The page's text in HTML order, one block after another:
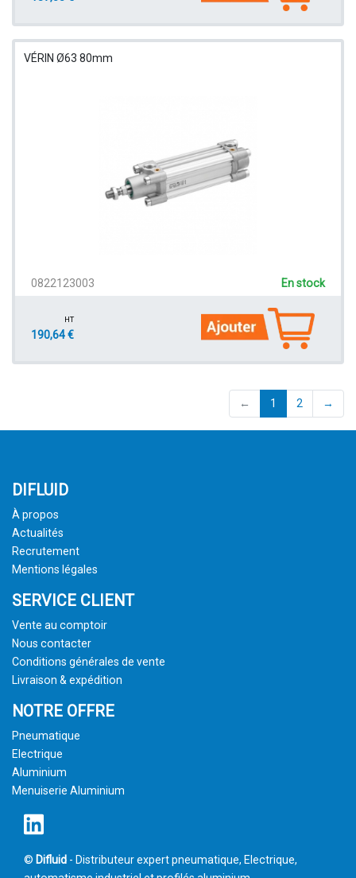
VÉRIN Ø63 80mm
0822123003 En stock
HT
190,64 €
← 1 (current)
2 →
DIFLUID
À propos
Actualités
Recrutement
Mentions légales
SERVICE CLIENT
Vente au comptoir
Nous contacter
Conditions générales de vente
Livraison & expédition
NOTRE OFFRE
Pneumatique
Electrique
Aluminium
Menuiserie Aluminium
© Difluid - Distributeur expert pneumatique, Electrique,